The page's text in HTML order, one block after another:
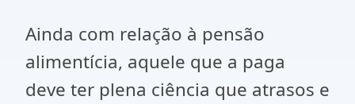
Ainda com relação à pensão
alimentícia, aquele que a paga
deve ter plena ciência que atrasos e